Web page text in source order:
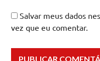
Salvar meus dados
vez que eu comentar.